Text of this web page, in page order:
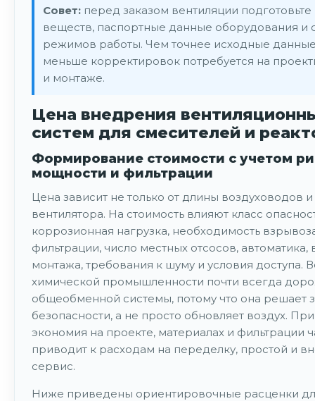
Совет: перед заказом вентиляции
веществ, паспортные данные оборудования и
режимов работы. Чем точнее исходные
меньше корректировок потребуется на
и монтаже.
Цена внедрения
систем для смесителей и
Формирование стоимости с учетом
мощности и фильтрации
Цена зависит не только от длины воздуховодов
вентилятора. На стоимость влияют класс
коррозионная нагрузка, необходимость
фильтрации, число местных отсосов, автоматика,
монтажа, требования к шуму и условия доступа.
химической промышленности почти всегда
общеобменной системы, потому что она решает
безопасности, а не просто обновляет воздух.
экономия на проекте, материалах и фильтрации
приводит к расходам на переделку, простой и
сервис.
Ниже приведены ориентировочные расценки